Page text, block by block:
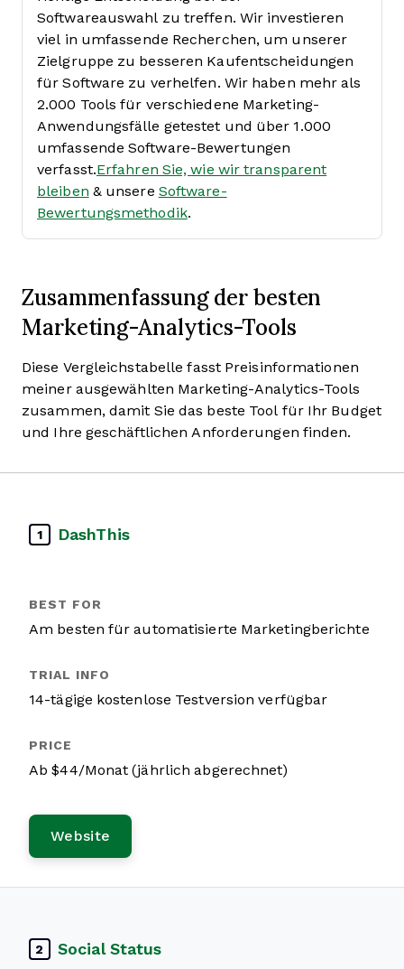
Softwareauswahl zu treffen. Wir investieren
viel in umfassende Recherchen, um unserer
Zielgruppe zu besseren Kaufentscheidungen
für Software zu verhelfen. Wir haben mehr als
2.000 Tools für verschiedene Marketing-
Anwendungsfälle getestet und über 1.000
umfassende Software-Bewertungen
verfasst.Erfahren Sie, wie wir transparent
bleiben & unsere Software-
Bewertungsmethodik.
Zusammenfassung der besten
Marketing-Analytics-Tools
Diese Vergleichstabelle fasst Preisinformationen
meiner ausgewählten Marketing-Analytics-Tools
zusammen, damit Sie das beste Tool für Ihr Budget
und Ihre geschäftlichen Anforderungen finden.
1 DashThis
Am besten für automatisierte Marketingberichte
14-tägige kostenlose Testversion verfügbar
Ab $44/Monat (jährlich abgerechnet)
Website
2 Social Status